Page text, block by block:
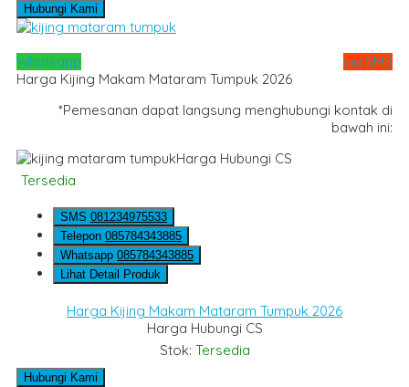
Hubungi Kami
Whatsapp
via SMS
Harga Kijing Makam Mataram Tumpuk 2026
*Pemesanan dapat langsung menghubungi kontak di
bawah ini:
Harga Hubungi CS
Tersedia
SMS 081234975533
Telepon 085784343885
Whatsapp 085784343885
Lihat Detail Produk
Harga Kijing Makam Mataram Tumpuk 2026
Harga Hubungi CS
Stok: Tersedia
Hubungi Kami